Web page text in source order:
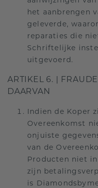
het aanbrengen
geleverde,
reparaties die
Schriftelijke
uitgevoerd.
ARTIKEL 6. |
DAARVAN
Indien de Koper
Overeenkomst
onjuiste
van de
Producten niet
zijn
is